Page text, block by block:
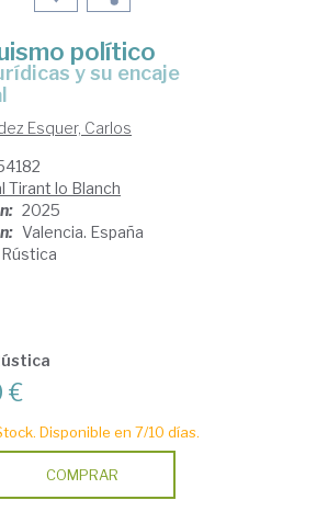
político
Esquer, Carlos
Tirant lo Blanch
2025
Valencia. España
Rústica
€
Disponible en 7/10 días.
COMPRAR